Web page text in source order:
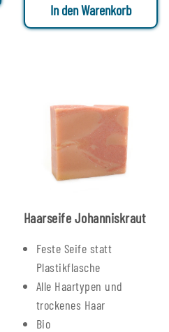
In den Warenkorb
Haarseife Johanniskraut
Feste Seife statt
Plastikflasche
Alle Haartypen und
trockenes Haar
Bio